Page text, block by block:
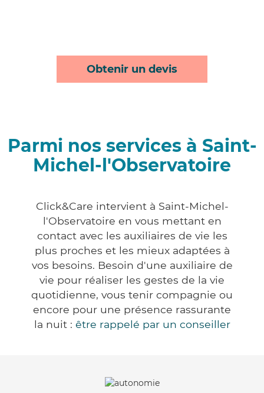
Obtenir un devis
Parmi nos services à Saint-
Michel-l'Observatoire
Click&Care intervient à Saint-Michel-
l'Observatoire en vous mettant en
contact avec les auxiliaires de vie les
plus proches et les mieux adaptées à
vos besoins. Besoin d'une auxiliaire de
vie pour réaliser les gestes de la vie
quotidienne, vous tenir compagnie ou
encore pour une présence rassurante
la nuit : être rappelé par un conseiller